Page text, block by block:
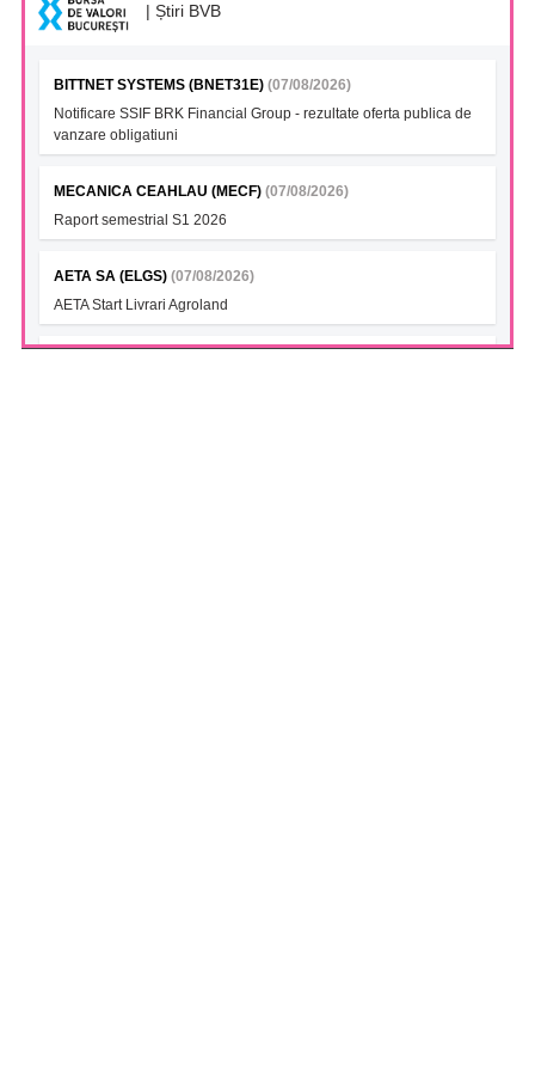
| Știri BVB
BITTNET SYSTEMS (BNET31E) (07/08/2026)
Notificare SSIF BRK Financial Group - rezultate oferta publica de
vanzare obligatiuni
MECANICA CEAHLAU (MECF) (07/08/2026)
Raport semestrial S1 2026
AETA SA (ELGS) (07/08/2026)
AETA Start Livrari Agroland